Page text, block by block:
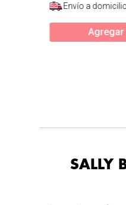
Envío a
Agregar
SALLY